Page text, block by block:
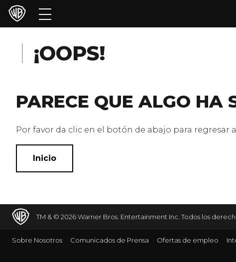
Películas
Franquicias
Colecciones
Noticias
¡OOPS!
PARECE QUE ALGO HA
Por favor da clic en el botón de abajo para regresar
Inicio
TM & © 2026 Warner Bros. Entertainment Inc. Todos los
Sobre Nosotros Comunicados de Prensa Ofertas de empleo